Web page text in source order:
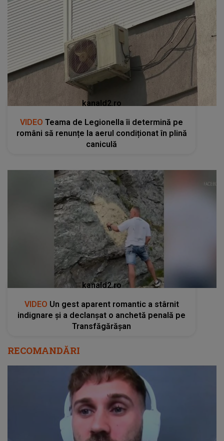
kanald2.ro
VIDEO Teama de Legionella îi determină pe
români să renunțe la aerul condiționat în plină
caniculă
kanald2.ro
VIDEO Un gest aparent romantic a stârnit
indignare și a declanșat o anchetă penală pe
Transfăgărășan
RECOMANDĂRI